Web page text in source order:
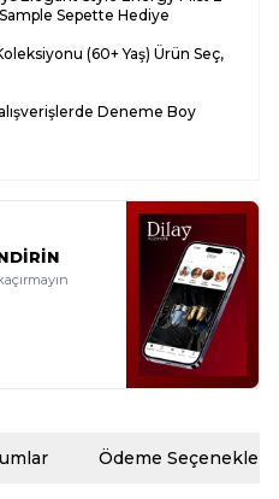
Sepette Hediye
(60+ Yaş) Ürün Seç,
Deneme Boy
Ödeme Seçenekleri